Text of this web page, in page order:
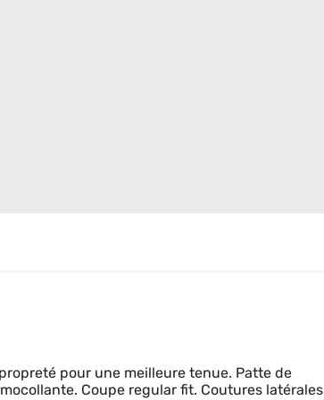
pour une meilleure tenue. Patte de
Coupe regular fit. Coutures latérales